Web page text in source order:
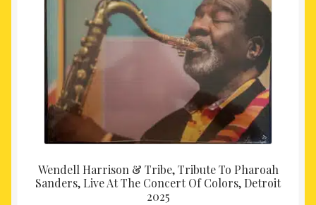
Wendell Harrison & Tribe, Tribute To Pharoah
Sanders, Live At The Concert Of Colors, Detroit
2025
32,00€.